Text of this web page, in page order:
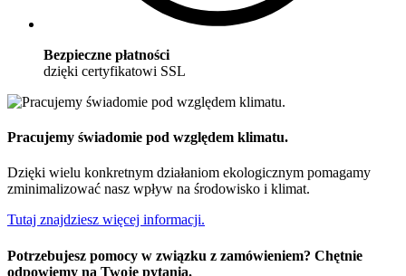
Bezpieczne płatności
dzięki certyfikatowi SSL
Pracujemy świadomie pod względem klimatu.
Dzięki wielu konkretnym działaniom ekologicznym pomagamy
zminimalizować nasz wpływ na środowisko i klimat.
Tutaj znajdziesz więcej informacji.
Potrzebujesz pomocy w związku z zamówieniem? Chętnie
odpowiemy na Twoje pytania.